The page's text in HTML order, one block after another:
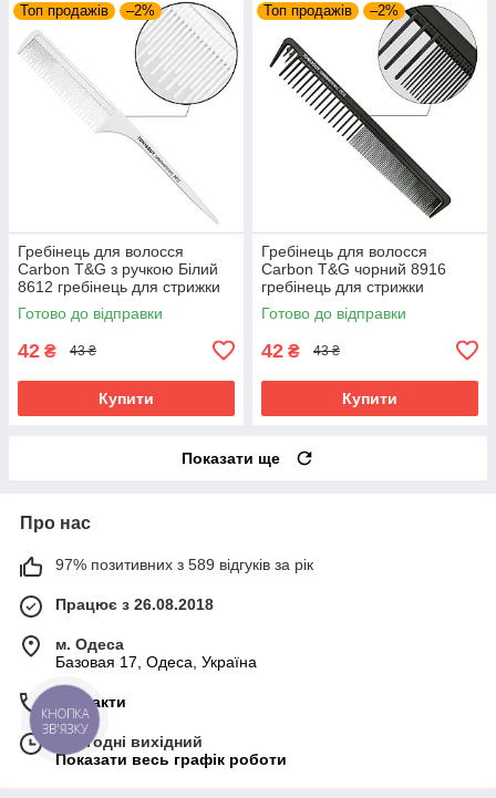
Топ продажів –2%
Гребінець для волосся
Carbon T&G з ручкою Білий
8612 гребінець для стрижки
гребінець для перукаря
Готово до відправки
42 ₴ 43 ₴
Купити
Топ продажів –2%
Гребінець для волосся
Carbon T&G чорний 8916
гребінець для стрижки
гребінець для перукаря
планочка
Готово до відправки
42 ₴ 43 ₴
Купити
Показати ще
Про нас
97% позитивних з 589 відгуків за рік
Працює з 26.08.2018
м. Одеса
Базовая 17, Одеса, Україна
Контакти
Сьогодні вихідний
Показати весь графік роботи
КНОПКА
ЗВ'ЯЗКУ